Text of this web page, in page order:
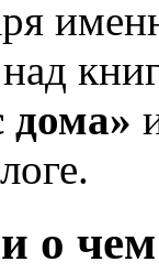
над
дома»
о